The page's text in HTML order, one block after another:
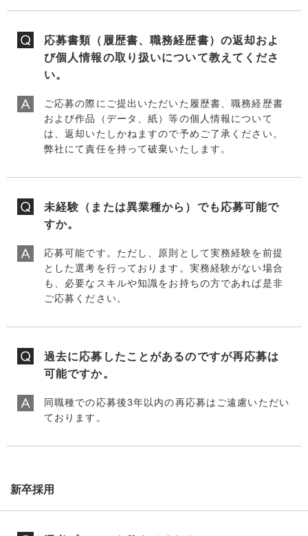
応募書類（履歴書、職務経歴書）の返却およ
び個人情報の取り扱いについて教えてくださ
い。
ご応募の際にご提出いただいた履歴書、職務経歴書
および作品（データ、紙）等の個人情報について
は、返却いたしかねますので予めご了承ください。
弊社にて責任を持って破棄いたします。
未経験（または異業種から）でも応募可能で
すか。
応募可能です。ただし、原則として実務経験を前提
とした選考を行っております。実務経験がない場合
も、必要なスキルや知識をお持ちの方であれば是非
ご応募ください。
過去に応募したことがあるのですが再応募は
可能ですか。
同職種での応募後3年以内の再応募はご遠慮いただい
ております。
新卒採用